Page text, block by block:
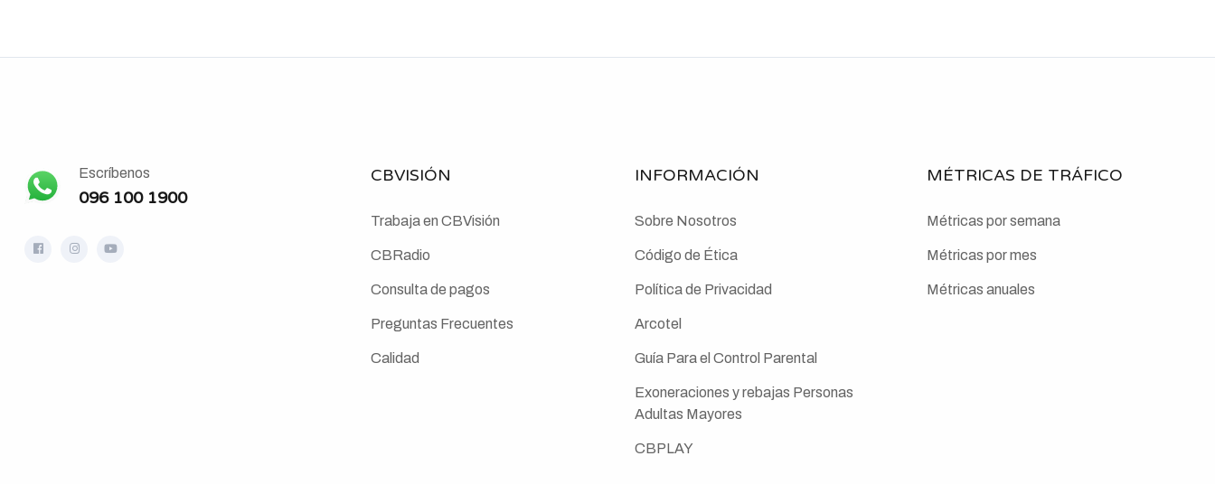
Escríbenos
096 100 1900
CBVISIÓN
Trabaja en CBVisión
CBRadio
Consulta de pagos
Preguntas Frecuentes
Calidad
INFORMACIÓN
Sobre Nosotros
Código de Ética
Política de Privacidad
Arcotel
Guía Para el Control Parental
Exoneraciones y rebajas Personas
Adultas Mayores
CBPLAY
MÉTRICAS DE TRÁFICO
Métricas por semana
Métricas por mes
Métricas anuales